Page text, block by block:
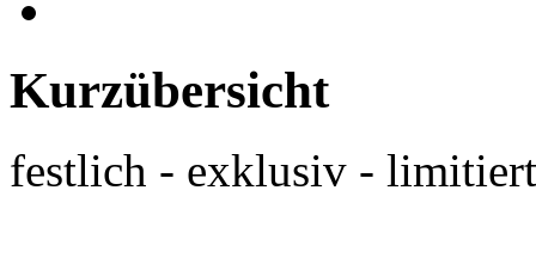
Kurzübersicht
festlich - exklusiv -